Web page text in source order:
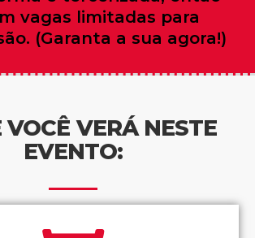
vagas limitadas para
(Garanta a sua agora!)
VOCÊ VERÁ NESTE
EVENTO: